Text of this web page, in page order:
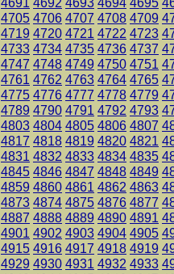
4705 4706 4707 4708 4709
4719 4720 4721 4722 4723
4733 4734 4735 4736 4737
4747 4748 4749 4750 4751
4761 4762 4763 4764 4765
4775 4776 4777 4778 4779
4789 4790 4791 4792 4793
4803 4804 4805 4806 4807
4817 4818 4819 4820 4821
4831 4832 4833 4834 4835
4845 4846 4847 4848 4849
4859 4860 4861 4862 4863
4873 4874 4875 4876 4877
4887 4888 4889 4890 4891
4901 4902 4903 4904 4905
4915 4916 4917 4918 4919
4929 4930 4931 4932 4933